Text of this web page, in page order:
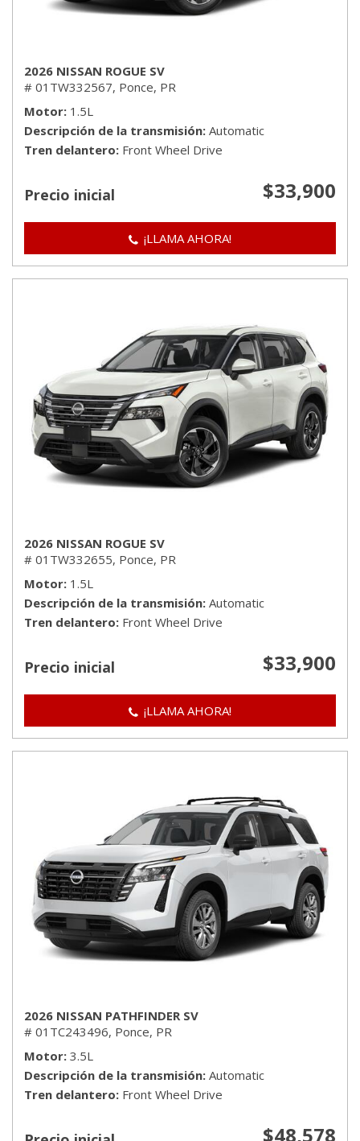
2026 NISSAN ROGUE SV
# 01TW332567, Ponce, PR
Motor 1.5L
Descripción de la transmisión Automatic
Tren delantero Front Wheel Drive
Precio inicial $33,900
¡LLAMA AHORA!
2026 NISSAN ROGUE SV
# 01TW332655, Ponce, PR
Motor 1.5L
Descripción de la transmisión Automatic
Tren delantero Front Wheel Drive
Precio inicial $33,900
¡LLAMA AHORA!
2026 NISSAN PATHFINDER SV
# 01TC243496, Ponce, PR
Motor 3.5L
Descripción de la transmisión Automatic
Tren delantero Front Wheel Drive
$48,578